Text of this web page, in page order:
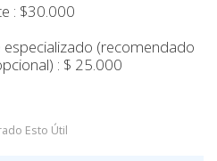
: $30.000
(recomendado
: $ 25.000
Esto Útil